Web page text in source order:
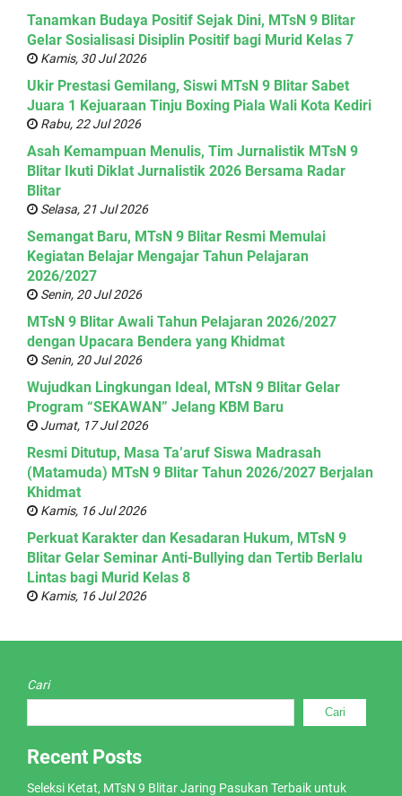
Tanamkan Budaya Positif Sejak Dini, MTsN 9 Blitar
Gelar Sosialisasi Disiplin Positif bagi Murid Kelas 7
Kamis, 30 Jul 2026
Ukir Prestasi Gemilang, Siswi MTsN 9 Blitar Sabet
Juara 1 Kejuaraan Tinju Boxing Piala Wali Kota Kediri
Rabu, 22 Jul 2026
Asah Kemampuan Menulis, Tim Jurnalistik MTsN 9
Blitar Ikuti Diklat Jurnalistik 2026 Bersama Radar
Blitar
Selasa, 21 Jul 2026
Semangat Baru, MTsN 9 Blitar Resmi Memulai
Kegiatan Belajar Mengajar Tahun Pelajaran
2026/2027
Senin, 20 Jul 2026
MTsN 9 Blitar Awali Tahun Pelajaran 2026/2027
dengan Upacara Bendera yang Khidmat
Senin, 20 Jul 2026
Wujudkan Lingkungan Ideal, MTsN 9 Blitar Gelar
Program “SEKAWAN” Jelang KBM Baru
Jumat, 17 Jul 2026
Resmi Ditutup, Masa Ta’aruf Siswa Madrasah
(Matamuda) MTsN 9 Blitar Tahun 2026/2027 Berjalan
Khidmat
Kamis, 16 Jul 2026
Perkuat Karakter dan Kesadaran Hukum, MTsN 9
Blitar Gelar Seminar Anti-Bullying dan Tertib Berlalu
Lintas bagi Murid Kelas 8
Kamis, 16 Jul 2026
Cari
Cari
Recent Posts
Seleksi Ketat, MTsN 9 Blitar Jaring Pasukan Terbaik untuk